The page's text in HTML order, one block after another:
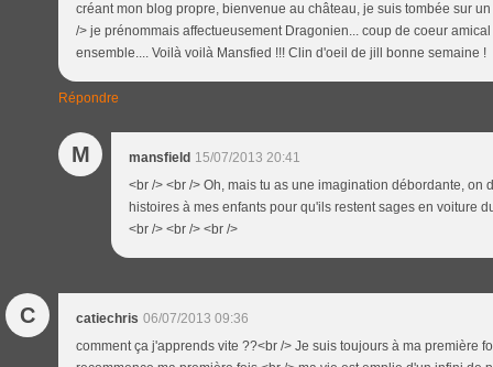
créant mon blog propre, bienvenue au château, je suis tombée sur
/> je prénommais affectueusement Dragonien... coup de coeur
ensemble.... Voilà voilà Mansfied !!! Clin d'oeil de jill bonne semaine !
Répondre
M mansfield 15/07/2013 20:41
<br /> <br /> Oh, mais tu as une imagination débordante, on
histoires à mes enfants pour qu'ils restent sages en voiture
<br /> <br /> <br />
C catiechris 06/07/2013 09:36
comment ça j'apprends vite ??<br /> Je suis toujours à ma première